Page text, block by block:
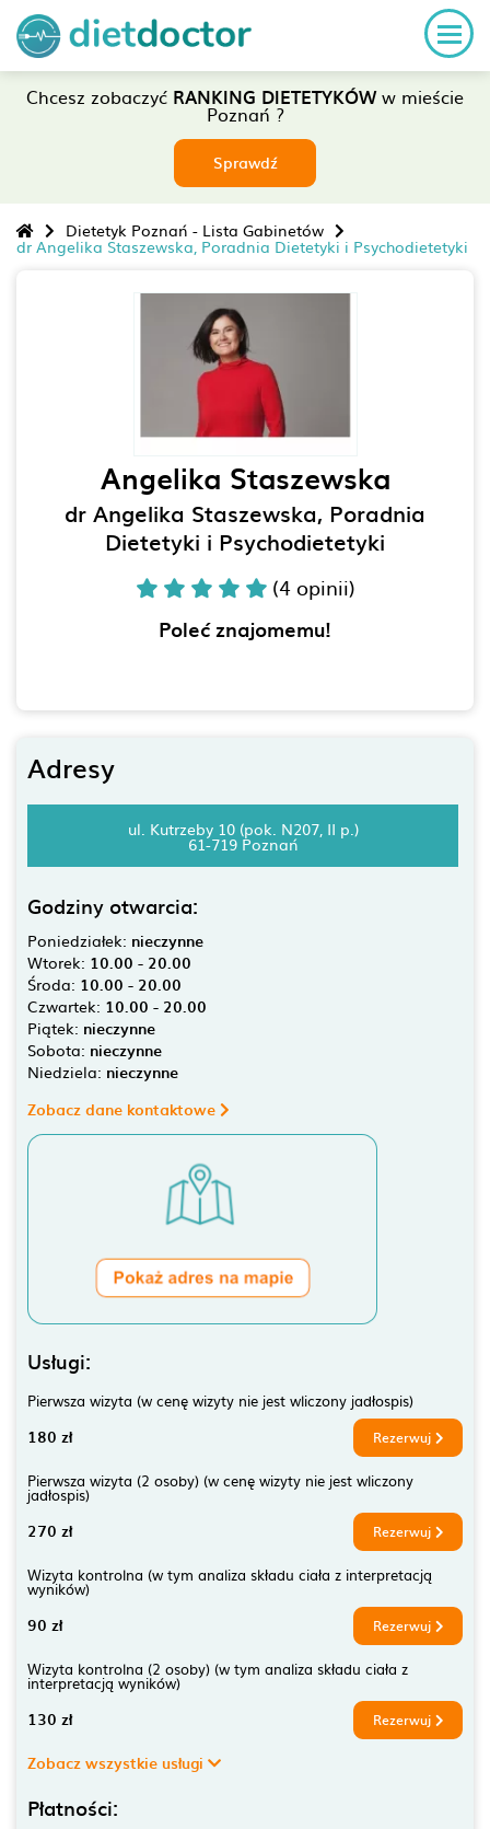
Chcesz zobaczyć RANKING DIETETYKÓWw mieście
Poznań ?
Sprawdź
Dietetyk Poznań - Lista Gabinetów
dr Angelika Staszewska, Poradnia Dietetyki i Psychodietetyki
Angelika Staszewska
dr Angelika Staszewska, Poradnia
Dietetyki i Psychodietetyki
(4 opinii)
Poleć znajomemu!
Adresy
ul. Kutrzeby 10 (pok. N207, II p.)
61-719 Poznań
Godziny otwarcia:
Poniedziałek: nieczynne
Wtorek: 10.00 - 20.00
Środa: 10.00 - 20.00
Czwartek: 10.00 - 20.00
Piątek: nieczynne
Sobota: nieczynne
Niedziela: nieczynne
Zobacz dane kontaktowe
Usługi:
Pierwsza wizyta (w cenę wizyty nie jest wliczony jadłospis)
180 zł Rezerwuj
Pierwsza wizyta (2 osoby) (w cenę wizyty nie jest wliczony
jadłospis)
270 zł Rezerwuj
Wizyta kontrolna (w tym analiza składu ciała z interpretacją
wyników)
90 zł Rezerwuj
Wizyta kontrolna (2 osoby) (w tym analiza składu ciała z
interpretacją wyników)
130 zł Rezerwuj
Zobacz wszystkie usługi
Płatności: